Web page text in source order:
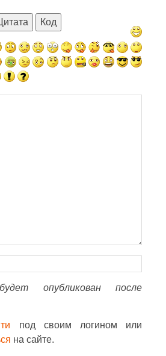
Код
опубликован после
под своим логином или
на сайте.